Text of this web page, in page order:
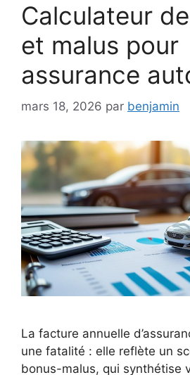
Calculateur
et malus pour
assurance
mars 18, 2026 par benjamin
La facture annuelle
une fatalité : elle reflète un
bonus-malus, qui synthétise